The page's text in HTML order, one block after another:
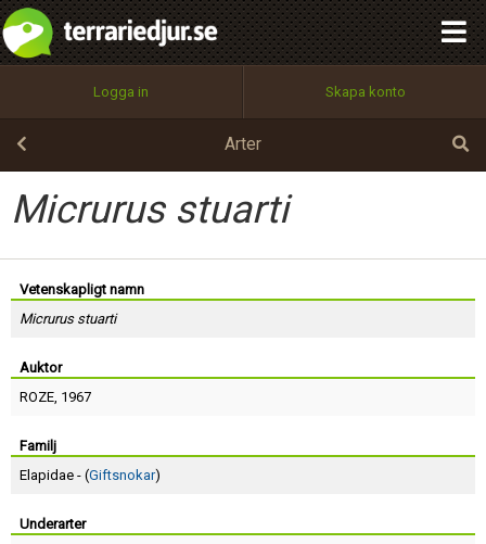
Logga in Skapa konto
Arter
Micrurus stuarti
Vetenskapligt namn
Micrurus stuarti
Auktor
ROZE, 1967
Familj
Elapidae - (Giftsnokar)
Underarter
Utför
100%
OK
integritetspolicy
Namn:
Epost:
Lösenord:
Terms of Service
Begär nytt lösenord
Tillbaka till förstasidan